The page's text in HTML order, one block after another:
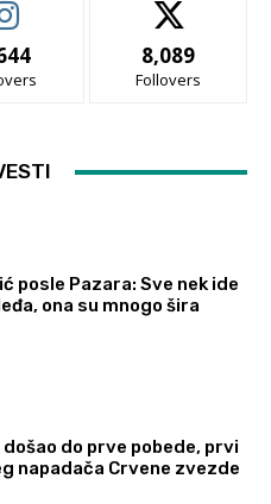
8,089
Follovers
posle Pazara: Sve nek ide
ona su mnogo šira
došao do prve pobede, prvi
napadača Crvene zvezde